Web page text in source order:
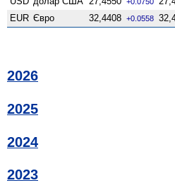
EUR Євро 32,4408 +0.0558
2026
2025
2024
2023